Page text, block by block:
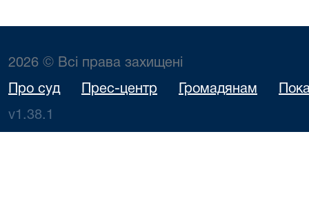
2026 © Всі права захищені
Про суд Прес-центр Громадянам
v1.38.1